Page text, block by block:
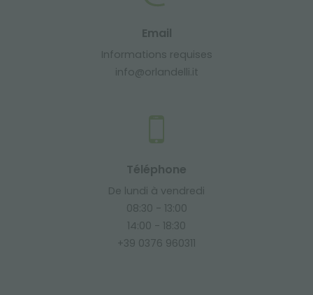
Email
Informations requises
info@orlandelli.it
Téléphone
De lundi à vendredi
08:30 - 13:00
14:00 - 18:30
+39 0376 960311